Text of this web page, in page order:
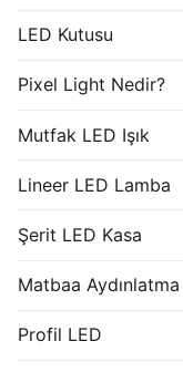
LED Kutusu
Pixel Light Nedir?
Mutfak LED Işık
Lineer LED Lamba
Şerit LED Kasa
Matbaa Aydınlatma
Profil LED